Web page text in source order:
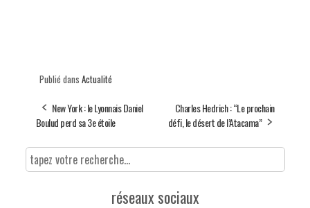
Publié dans Actualité
New York : le Lyonnais Daniel
Boulud perd sa 3e étoile
Charles Hedrich : “Le prochain
défi, le désert de l’Atacama”
réseaux sociaux